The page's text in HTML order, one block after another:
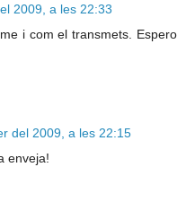
2009, a les 22:33
i com el transmets. Espero
del 2009, a les 22:15
enveja!